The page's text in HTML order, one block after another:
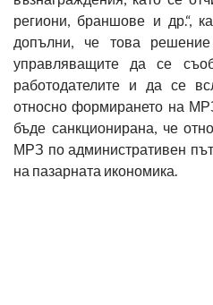
региони, браншове и др.“,
допълни, че това
управляващите да се
работодателите и да се
относно формирането на
бъде санкционирана, че
МРЗ по административен
на пазарната икономика.